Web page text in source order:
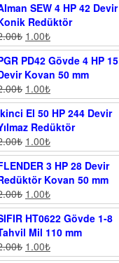
SEW 4 HP 42 Devir
Redüktör
₺ 1.00₺
PD42 Gövde 4 HP 15
Kovan 50 mm
₺ 1.00₺
El 50 HP 244 Devir
Redüktör
₺ 1.00₺
3 HP 28 Devir
Kovan 50 mm
₺ 1.00₺
HT0622 Gövde 1-8
Mil 110 mm
₺ 1.00₺